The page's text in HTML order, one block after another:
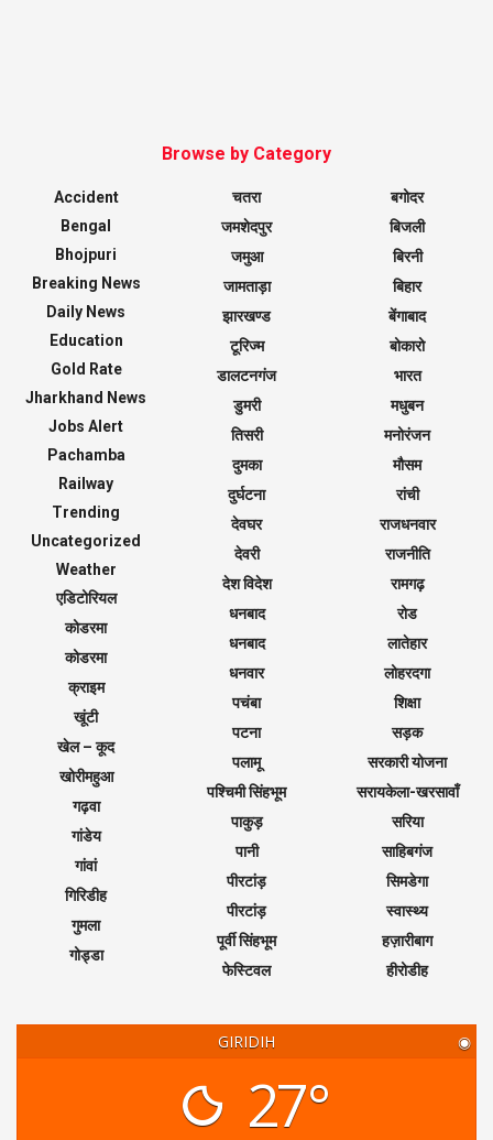
Browse by Category
Accident
Bengal
Bhojpuri
Breaking News
Daily News
Education
Gold Rate
Jharkhand News
Jobs Alert
Pachamba
Railway
Trending
Uncategorized
Weather
एडिटोरियल
कोडरमा
कोडरमा
क्राइम
खूंटी
खेल – कूद
खोरीमहुआ
गढ़वा
गांडेय
गांवां
गिरिडीह
गुमला
गोड्डा
चतरा
जमशेदपुर
जमुआ
जामताड़ा
झारखण्ड
टूरिज्म
डालटनगंज
डुमरी
तिसरी
दुमका
दुर्घटना
देवघर
देवरी
देश विदेश
धनबाद
धनबाद
धनवार
पचंबा
पटना
पलामू
पश्चिमी सिंहभूम
पाकुड़
पानी
पीरटांड़
पीरटांड़
पूर्वी सिंहभूम
फेस्टिवल
बगोदर
बिजली
बिरनी
बिहार
बेंगाबाद
बोकारो
भारत
मधुबन
मनोरंजन
मौसम
रांची
राजधनवार
राजनीति
रामगढ़
रोड
लातेहार
लोहरदगा
शिक्षा
सड़क
सरकारी योजना
सरायकेला-खरसावाँ
सरिया
साहिबगंज
सिमडेगा
स्वास्थ्य
हज़ारीबाग
हीरोडीह
GIRIDIH ◉
27°